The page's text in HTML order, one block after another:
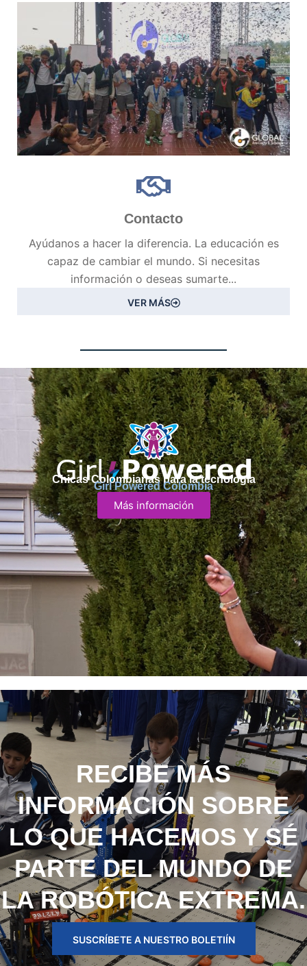
Contacto
Ayúdanos a hacer la diferencia. La educación es
capaz de cambiar el mundo. Si necesitas
información o deseas sumarte...
VER MÁS
Chicas Colombianas para la tecnología
Girl Powered Colombia
Más información
RECIBE MÁS
INFORMACIÓN SOBRE
LO QUE HACEMOS Y SÉ
PARTE DEL MUNDO DE
LA ROBÓTICA EXTREMA.
SUSCRÍBETE A NUESTRO BOLETIÍN